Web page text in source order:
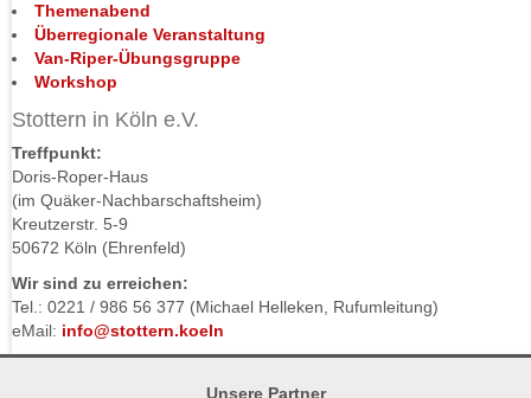
Themenabend
Überregionale Veranstaltung
Van-Riper-Übungsgruppe
Workshop
Stottern in Köln e.V.
Treffpunkt:
Doris-Roper-Haus
(im Quäker-Nachbarschaftsheim)
Kreutzerstr. 5-9
50672 Köln (Ehrenfeld)
Wir sind zu erreichen:
Tel.: 0221 / 986 56 377 (Michael Helleken, Rufumleitung)
eMail: info@stottern.koeln
Unsere Partner